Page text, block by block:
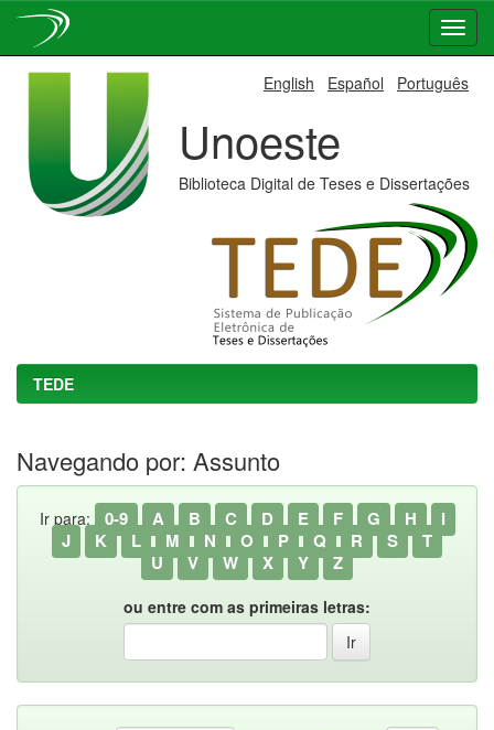
English Español Português
Unoeste
Biblioteca Digital de Teses e Dissertações
TEDE
Navegando por: Assunto
Ir para: 0-9 A B C D E F G H
I
J
K L M N O P Q R S
T
U
V W X Y Z
ou entre com as primeiras letras: